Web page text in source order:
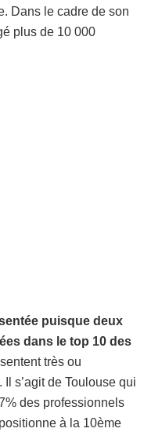
Dans le cadre de son
plus de 10 000
puisque deux
dans le top 10 des
très ou
s’agit de Toulouse qui
des professionnels
à la 10ème